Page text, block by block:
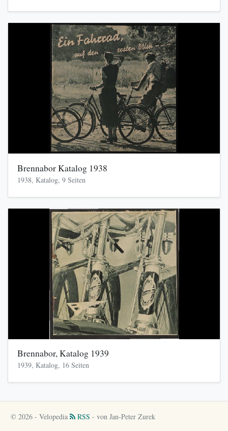
Brennabor Katalog 1938
1938, Katalog, 9 Seiten
Brennabor, Katalog 1939
1939, Katalog, 16 Seiten
© 2026 - Velopedia RSS - von Jan-Peter Zurek